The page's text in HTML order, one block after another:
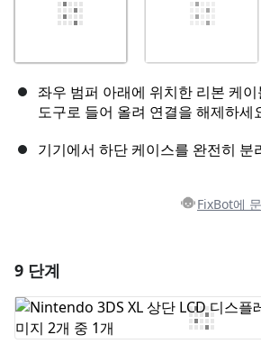
좌우 범퍼 아래에 위치한 리본 케
도구로 들어 올려 연결을 해제하세
기기에서 하단 케이스를 완전히 분
FixBot에
댓글 쓰기
9 단계